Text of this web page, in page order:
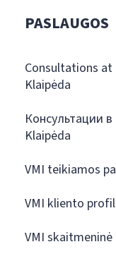
PASLAUGOS
Consultations
Klaipėda
Консультации
Klaipėda
VMI teikiamos
VMI kliento
VMI